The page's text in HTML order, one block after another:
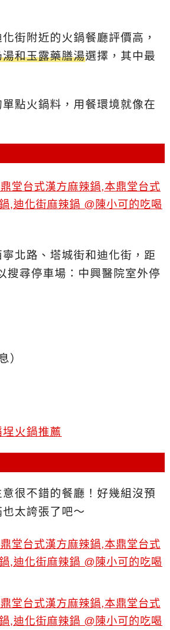
街附近的火鍋餐廳評價高，
和玉露藥膳湯選擇，其中最
點火鍋料，用餐環境就像在
北路、塔城街和迪化街，距
搜尋停車場：中興醫院室外停
）
火鍋推薦
很不錯的餐廳！好幾組沒預
太誇張了吧～